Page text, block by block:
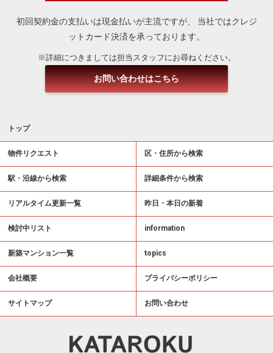
初回契約金の支払いは現金払いが主流ですが、
当社ではクレジ
ットカード決済を承っております。
※詳細につきましては担当スタッフにお尋ねください。
お問い合わせはこちら
トップ
物件リクエスト 区・住所から検索
駅・沿線から検索 詳細条件から検索
リアルタイム更新一覧 昨日・本日の新着
検討中リスト information
新築マンション一覧 topics
会社概要 プライバシーポリシー
サイトマップ お問い合わせ